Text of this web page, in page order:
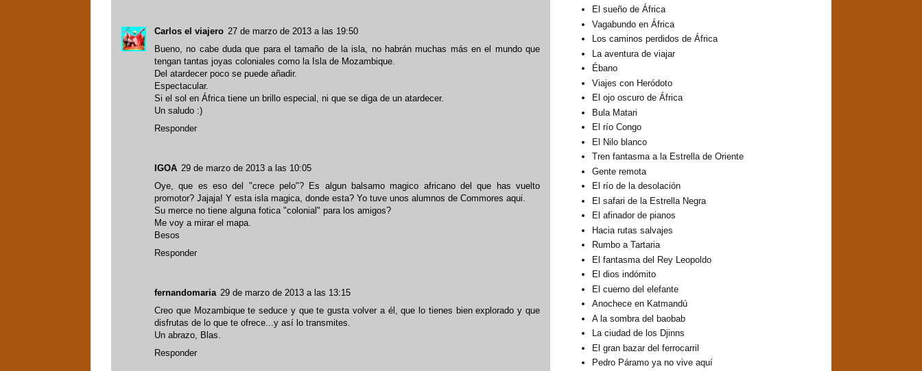
Carlos el viajero 27 de marzo de 2013 a las 19:50
Bueno, no cabe duda que para el tamaño de la isla, no habrán muchas más en el mundo que
tengan tantas joyas coloniales como la Isla de Mozambique.
Del atardecer poco se puede añadir.
Espectacular.
Si el sol en África tiene un brillo especial, ni que se diga de un atardecer.
Un saludo :)
Responder
IGOA 29 de marzo de 2013 a las 10:05
Oye, que es eso del "crece pelo"? Es algun balsamo magico africano del que has vuelto
promotor? Jajaja! Y esta isla magica, donde esta? Yo tuve unos alumnos de Commores aqui.
Su merce no tiene alguna fotica "colonial" para los amigos?
Me voy a mirar el mapa.
Besos
Responder
fernandomaria 29 de marzo de 2013 a las 13:15
Creo que Mozambique te seduce y que te gusta volver a él, que lo tienes bien explorado y que
disfrutas de lo que te ofrece...y así lo transmites.
Un abrazo, Blas.
Responder
El sueño de África
Vagabundo en África
Los caminos perdidos de África
La aventura de viajar
Ébano
Viajes con Heródoto
El ojo oscuro de África
Bula Matari
El río Congo
El Nilo blanco
Tren fantasma a la Estrella de Oriente
Gente remota
El río de la desolación
El safari de la Estrella Negra
El afinador de pianos
Hacia rutas salvajes
Rumbo a Tartaria
El fantasma del Rey Leopoldo
El dios indómito
El cuerno del elefante
Anochece en Katmandú
A la sombra del baobab
La ciudad de los Djinns
El gran bazar del ferrocarril
Pedro Páramo ya no vive aquí